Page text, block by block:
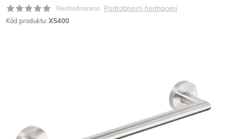
Neohodnoceno Podrobnosti hodnocení
Kód produktu: XS400